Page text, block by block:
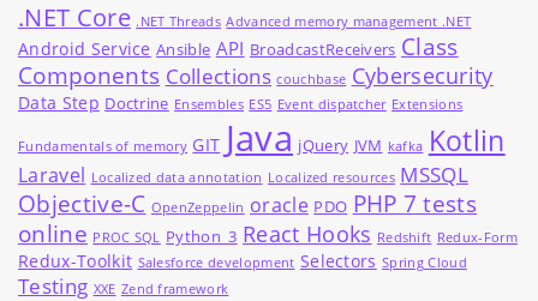
.NET Core .NET Threads Advanced memory management .NET
Android Service Ansible API BroadcastReceivers Class
Components Collections couchbase Cybersecurity
Data Step Doctrine Ensembles ES5 Event dispatcher Extensions
Fundamentals of memory GIT Java jQuery JVM kafka Kotlin
Laravel Localized data annotation Localized resources MSSQL
Objective-C OpenZeppelin oracle PDO PHP 7 tests
online PROC SQL Python_3 React Hooks Redshift Redux-Form
Redux-Toolkit Salesforce development Selectors Spring Cloud
Testing XXE Zend framework